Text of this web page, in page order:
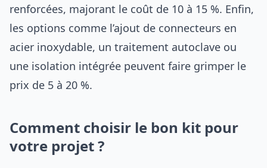
renforcées, majorant le coût de 10 à 15 %. Enfin,
les options comme l’ajout de connecteurs en
acier inoxydable, un traitement autoclave ou
une isolation intégrée peuvent faire grimper le
prix de 5 à 20 %.
Comment choisir le bon kit pour
votre projet ?